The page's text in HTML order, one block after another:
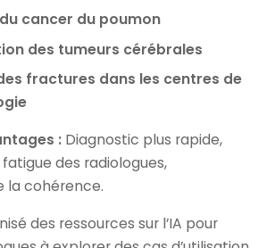
cancer du poumon
des tumeurs cérébrales
fractures dans les centres de
: Diagnostic plus rapide,
des radiologues,
la cohérence.
des ressources sur l’IA pour